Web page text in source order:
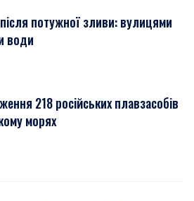
потужної зливи: вулицями
води
218 російських плавзасобів
морях